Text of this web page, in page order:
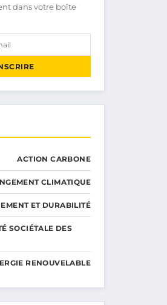
dans votre boîte
ACTION CARBONE
CLIMATIQUE
ET DURABILITÉ
SOCIÉTALE DES
RENOUVELABLE